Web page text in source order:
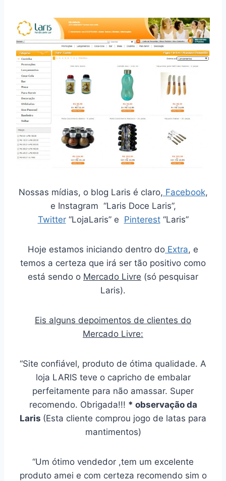
Nossas mídias, o blog Laris é claro, Facebook,
e Instagram “Laris Doce Laris”,
Twitter“LojaLaris” e Pinterest“Laris”
Hoje estamos iniciando dentro do Extra, e
temos a certeza que irá ser tão positivo como
está sendo o Mercado Livre (só pesquisar
Laris).
Eis alguns depoimentos de clientes do
Mercado Livre:
“Site confiável, produto de ótima qualidade. A
loja LARIS teve o capricho de embalar
perfeitamente para não amassar. Super
recomendo. Obrigada!!! * observação da
Laris (Esta cliente comprou jogo de latas para
mantimentos)
“Um ótimo vendedor ,tem um excelente
produto amei e com certeza recomendo sim o